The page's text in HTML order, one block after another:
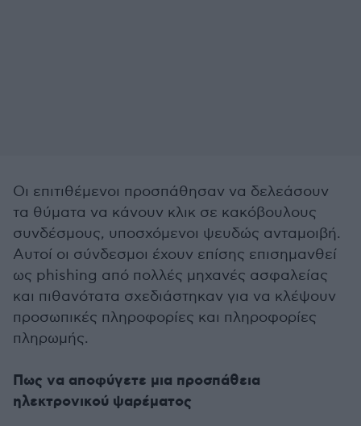
Οι επιτιθέμενοι προσπάθησαν να δελεάσουν
τα θύματα να κάνουν κλικ σε κακόβουλους
συνδέσμους, υποσχόμενοι ψευδώς ανταμοιβή.
Αυτοί οι σύνδεσμοι έχουν επίσης επισημανθεί
ως phishing από πολλές μηχανές ασφαλείας
και πιθανότατα σχεδιάστηκαν για να κλέψουν
προσωπικές πληροφορίες και πληροφορίες
πληρωμής.
Πως να αποφύγετε μια προσπάθεια
ηλεκτρονικού ψαρέματος